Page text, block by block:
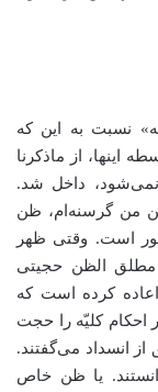
نسبت به این که
اینها، از ماذکرنا
داخل شد.
من گرسنه‌ام، ظن
است. وقتی ظهر
الظن حجیتی
کرده است که
کلیّه را حجت
انسداد می‌گفتند.
یا ظن خاص